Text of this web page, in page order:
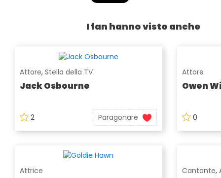
I fan hanno visto anche
Attore, Stella della TV
Jack Osbourne
2 Paragonare
Attore
Owen
0
Attrice Cantante,